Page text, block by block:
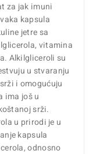
za jak imuni
kapsula
jetre sa
vitamina
Alkilgliceroli su
u stvaranju
i omogućuju
ima još u
srži.
u prirodi je u
kapsula
odnosno